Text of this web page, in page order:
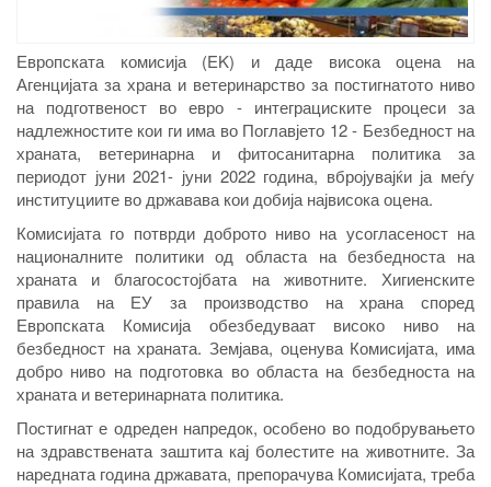
Европската комисија (EK) и даде висока оцена на
Агенцијата за храна и ветеринарство за постигнатото ниво
на подготвеност во евро - интеграциските процеси за
надлежностите кои ги има во Поглавјето 12 - Безбедност на
храната, ветеринарна и фитосанитарна политика за
периодот јуни 2021- јуни 2022 година, вбројувајќи ја меѓу
институциите во државава кои добија највисока оцена.
Комисијата го потврди доброто ниво на усогласеност на
националните политики од областа на безбедноста на
храната и благосостојбата на животните. Хигиенските
правила на ЕУ за производство на храна според
Европската Комисија обезбедуваат високо ниво на
безбедност на храната. Земјава, оценува Комисијата, има
добро ниво на подготовка во областа на безбедноста на
храната и ветеринарната политика.
Постигнат е одреден напредок, особено во подобрувањето
на здравствената заштита кај болестите на животните. За
наредната година државата, препорачува Комисијата, треба